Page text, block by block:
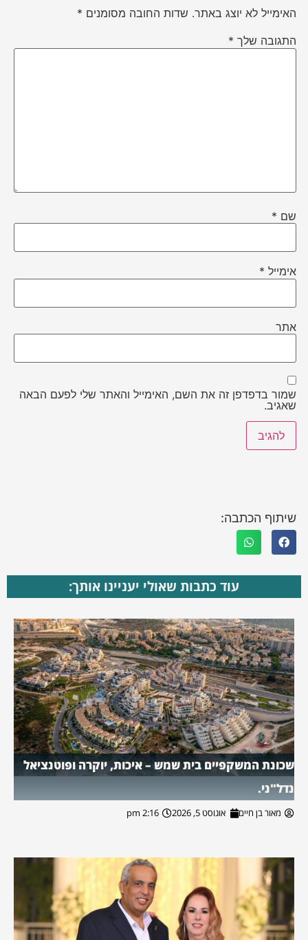
האימייל לא יוצג באתר. שדות החובה מסומנים *
התגובה שלך *
שם *
אימייל *
אתר
שמור בדפדפן זה את השם, האימייל והאתר שלי לפעם הבאה
שאגיב.
שיתוף הכתבה:
עוד כתבות שאולי יעניינו אותך:
שכונת המשקפיים בית שמש – איכות, יוקרה ופוטנציאל
נדל"ני.
מאור בן חיים אוגוסט 5, 2026 2:16 pm